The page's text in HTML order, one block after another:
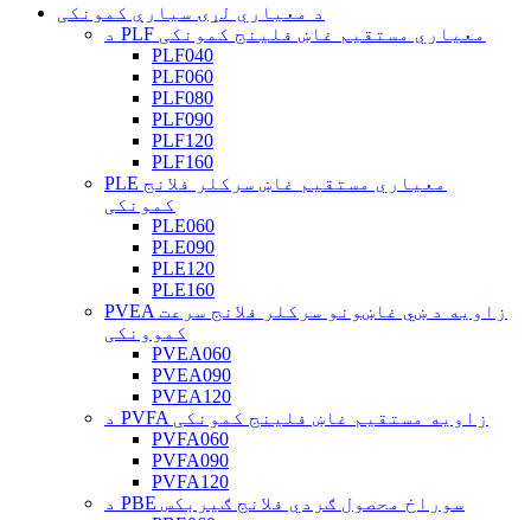
د معیاري لړۍ سیارې کمونکی
د PLF معیاري مستقیم غاښ فلینج کمونکی
PLF040
PLF060
PLF080
PLF090
PLF120
PLF160
PLE معیاري مستقیم غاښ سرکلر فلانج
کمونکی
PLE060
PLE090
PLE120
PLE160
PVEA زاویه د ښي غاښونو سرکلر فلانج سرعت
کموونکی
PVEA060
PVEA090
PVEA120
د PVFA زاویه مستقیم غاښ فلینج کمونکی
PVFA060
PVFA090
PVFA120
د PBE سوراخ محصول ګردي فلانج ګیربکس